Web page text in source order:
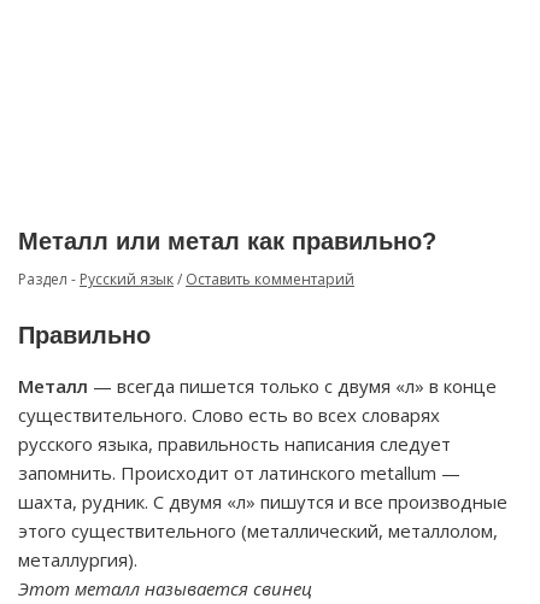
Металл или метал как правильно?
Раздел - Русский язык/ Оставить комментарий
Правильно
Металл — всегда пишется только с двумя «л» в конце
существительного. Слово есть во всех словарях
русского языка, правильность написания следует
запомнить. Происходит от латинского metallum —
шахта, рудник. С двумя «л» пишутся и все производные
этого существительного (металлический, металлолом,
металлургия).
Этот металл называется свинец